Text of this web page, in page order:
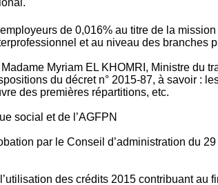
de 0,016% au titre de la
et au niveau des branches
Myriam EL KHOMRI, Ministre du
du décret n° 2015-87, à savoir :
des premières répartitions, etc.
social et de l’AGFPN
par le Conseil d’administration du
des crédits 2015 contribuant